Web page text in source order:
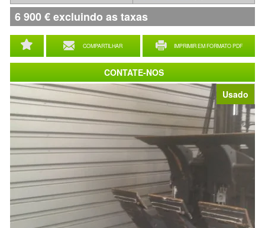
Usado
COMPARTILHAR IMPRIMIR EM FORMATO PDF
6 900€excluindo as taxas
CONTATE-NOS